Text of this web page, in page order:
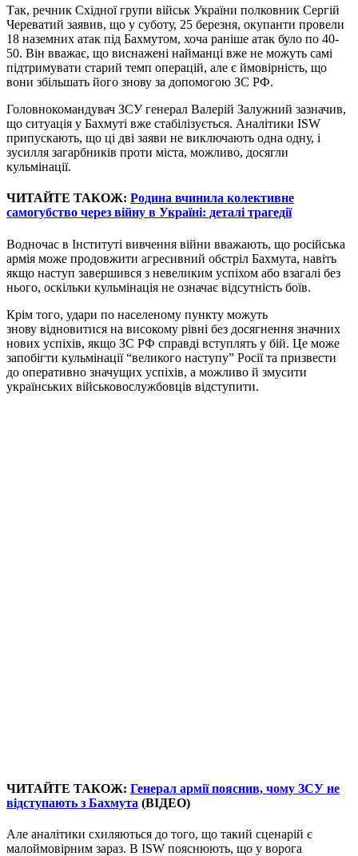
Так, речник Східної групи військ України полковник Сергій
Череватий заявив, що у суботу, 25 березня, окупанти провели
18 наземних атак під Бахмутом, хоча раніше атак було по 40-
50. Він вважає, що виснажені найманці вже не можуть самі
підтримувати старий темп операцій, але є ймовірність, що
вони збільшать його знову за допомогою ЗС РФ.
Головнокомандувач ЗСУ генерал Валерій Залужний зазначив,
що ситуація у Бахмуті вже стабілізується. Аналітики ISW
припускають, що ці дві заяви не виключають одна одну, і
зусилля загарбників проти міста, можливо, досягли
кульмінації.
ЧИТАЙТЕ ТАКОЖ: Родина вчинила колективне
самогубство через війну в Україні: деталі трагедії
Водночас в Інституті вивчення війни вважають, що російська
армія може продовжити агресивний обстріл Бахмута, навіть
якщо наступ завершився з невеликим успіхом або взагалі без
нього, оскільки кульмінація не означає відсутність боїв.
Крім того, удари по населеному пункту можуть
знову відновитися на високому рівні без досягнення значних
нових успіхів, якщо ЗС РФ справді вступлять у бій. Це може
запобігти кульмінації “великого наступу” Росії та призвести
до оперативно значущих успіхів, а можливо й змусити
українських військовослужбовців відступити.
ЧИТАЙТЕ ТАКОЖ: Генерал армії пояснив, чому ЗСУ не
відступають з Бахмута (ВІДЕО)
Але аналітики схиляються до того, що такий сценарій є
малоймовірним зараз. В ISW пояснюють, що у ворога